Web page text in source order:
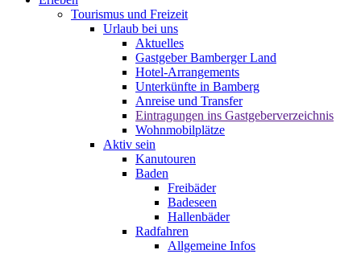
Tourismus und Freizeit
Urlaub bei uns
Aktuelles
Gastgeber Bamberger Land
Hotel-Arrangements
Unterkünfte in Bamberg
Anreise und Transfer
Eintragungen ins Gastgeberverzeichnis
Wohnmobilplätze
Aktiv sein
Kanutouren
Baden
Freibäder
Badeseen
Hallenbäder
Radfahren
Allgemeine Infos